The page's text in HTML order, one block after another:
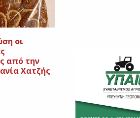
οι
από την
Χατζής